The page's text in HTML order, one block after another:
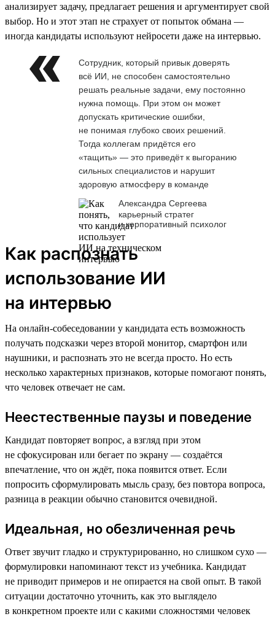
анализирует задачу, предлагает решения и аргументирует свой
выбор. Но и этот этап не страхует от попыток обмана —
иногда кандидаты используют нейросети даже на интервью.
Сотрудник, который привык доверять
всё ИИ, не способен самостоятельно
решать реальные задачи, ему постоянно
нужна помощь. При этом он может
допускать критические ошибки,
не понимая глубоко своих решений.
Тогда коллегам придётся его
«тащить» — это приведёт к выгоранию
сильных специалистов и нарушит
здоровую атмосферу в команде
Александра Сергеева
карьерный стратег
и корпоративный психолог
Как распознать
использование ИИ
на интервью
На онлайн-собеседовании у кандидата есть возможность
получать подсказки через второй монитор, смартфон или
наушники, и распознать это не всегда просто. Но есть
несколько характерных признаков, которые помогают понять,
что человек отвечает не сам.
Неестественные паузы и поведение
Кандидат повторяет вопрос, а взгляд при этом
не сфокусирован или бегает по экрану — создаётся
впечатление, что он ждёт, пока появится ответ. Если
попросить сформулировать мысль сразу, без повтора вопроса,
разница в реакции обычно становится очевидной.
Идеальная, но обезличенная речь
Ответ звучит гладко и структурированно, но слишком сухо —
формулировки напоминают текст из учебника. Кандидат
не приводит примеров и не опирается на свой опыт. В такой
ситуации достаточно уточнить, как это выглядело
в конкретном проекте или с какими сложностями человек